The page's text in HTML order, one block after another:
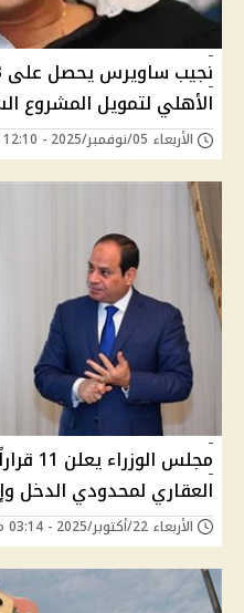
الأهلي لتمويل المشروع
الأربعاء 05/نوفمبر/2025 - 12:10 م
مجلس
العقاري لمحدودي الدخل
الأربعاء 22/أكتوبر/2025 - 03:14 م